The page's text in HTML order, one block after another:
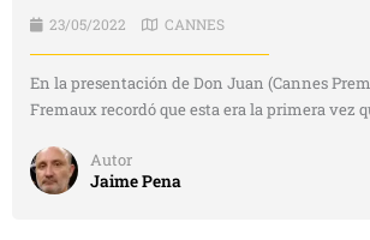
23/05/2022 CANNES
En la presentación de Don Juan (Cannes
Fremaux recordó que esta era la primera vez
Autor
Jaime Pena